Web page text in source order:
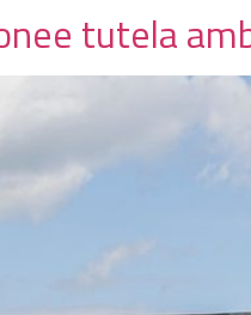
tutela